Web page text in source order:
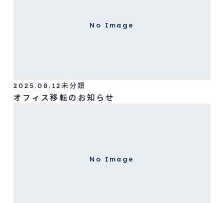
No Image
2025.08.12未分類
オフィス移転のお知らせ
No Image